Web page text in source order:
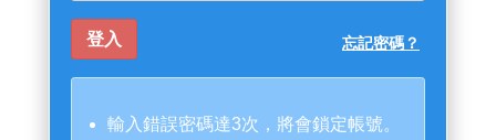
忘記密碼？
輸入錯誤密碼達3次，將會鎖定帳號。